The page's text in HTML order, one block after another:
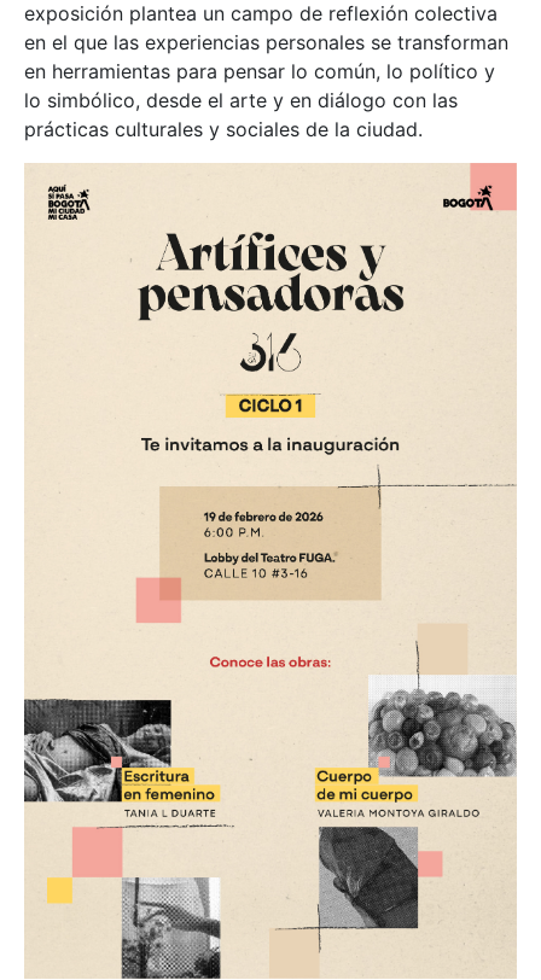
exposición plantea un campo de reflexión colectiva
en el que las experiencias personales se transforman
en herramientas para pensar lo común, lo político y
lo simbólico, desde el arte y en diálogo con las
prácticas culturales y sociales de la ciudad.